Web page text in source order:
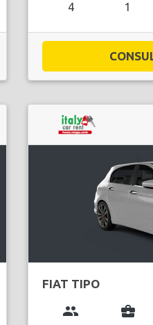
4 1
FIAT TIPO
group business_center